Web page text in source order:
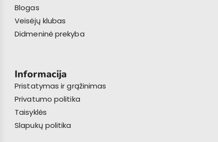
Blogas
Veisėjų klubas
Didmeninė prekyba
Informacija
Pristatymas ir grąžinimas
Privatumo politika
Taisyklės
Slapukų politika